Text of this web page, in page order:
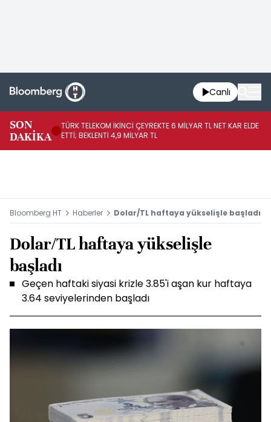
Canlı
SON
DAKİKA
TÜRK TELEKOM İKİNCİ ÇEYREKTE 6 MİLYAR TL NET KAR ELDE
ETTİ; BEKLENTİ 4,9 MİLYAR TL
Bloomberg HT Haberler Dolar/TL haftaya yükselişle başladı
Dolar/TL haftaya yükselişle
başladı
Geçen haftaki siyasi krizle 3.85'i aşan kur haftaya
3.64 seviyelerinden başladı